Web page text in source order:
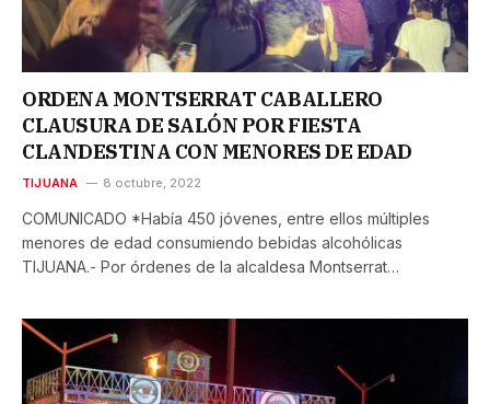
ORDENA MONTSERRAT CABALLERO
CLAUSURA DE SALÓN POR FIESTA
CLANDESTINA CON MENORES DE EDAD
TIJUANA 8 octubre, 2022
COMUNICADO *Había 450 jóvenes, entre ellos múltiples
menores de edad consumiendo bebidas alcohólicas
TIJUANA.- Por órdenes de la alcaldesa Montserrat…